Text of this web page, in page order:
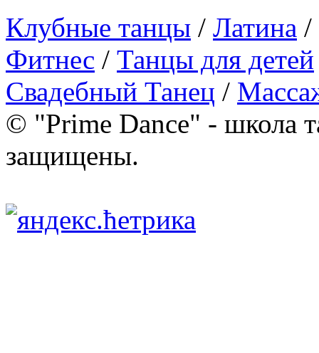
Клубные танцы / Латина /
Фитнес / Танцы для детей
Свадебный Танец /
© "Prime Dance" - школа
защищены.